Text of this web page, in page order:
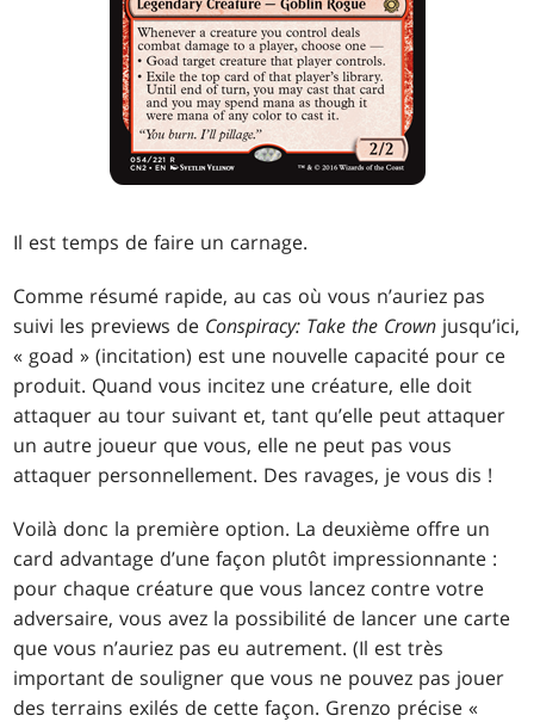
Il est temps de faire un carnage.
Comme résumé rapide, au cas où vous n’auriez pas
suivi les previews de Conspiracy: Take the Crown jusqu’ici,
« goad » (incitation) est une nouvelle capacité pour ce
produit. Quand vous incitez une créature, elle doit
attaquer au tour suivant et, tant qu’elle peut attaquer
un autre joueur que vous, elle ne peut pas vous
attaquer personnellement. Des ravages, je vous dis !
Voilà donc la première option. La deuxième offre un
card advantage d’une façon plutôt impressionnante :
pour chaque créature que vous lancez contre votre
adversaire, vous avez la possibilité de lancer une carte
que vous n’auriez pas eu autrement. (Il est très
important de souligner que vous ne pouvez pas jouer
des terrains exilés de cette façon. Grenzo précise «